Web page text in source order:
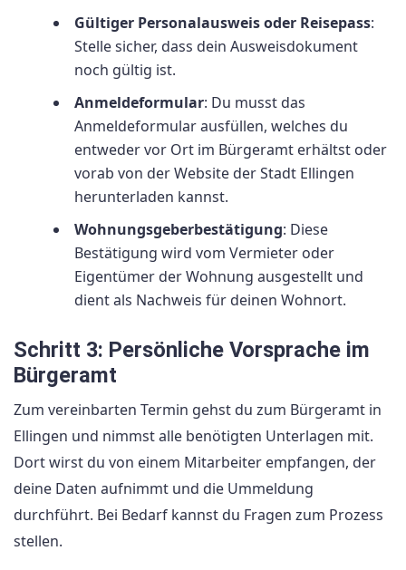
Gültiger Personalausweis oder Reisepass:
Stelle sicher, dass dein Ausweisdokument
noch gültig ist.
Anmeldeformular: Du musst das
Anmeldeformular ausfüllen, welches du
entweder vor Ort im Bürgeramt erhältst oder
vorab von der Website der Stadt Ellingen
herunterladen kannst.
Wohnungsgeberbestätigung: Diese
Bestätigung wird vom Vermieter oder
Eigentümer der Wohnung ausgestellt und
dient als Nachweis für deinen Wohnort.
Schritt 3: Persönliche Vorsprache im
Bürgeramt
Zum vereinbarten Termin gehst du zum Bürgeramt in
Ellingen und nimmst alle benötigten Unterlagen mit.
Dort wirst du von einem Mitarbeiter empfangen, der
deine Daten aufnimmt und die Ummeldung
durchführt. Bei Bedarf kannst du Fragen zum Prozess
stellen.